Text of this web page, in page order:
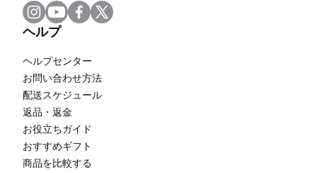
ヘルプ
ヘルプセンター
お問い合わせ方法
配送スケジュール
返品・返金
お役立ちガイド
おすすめギフト
商品を比較する